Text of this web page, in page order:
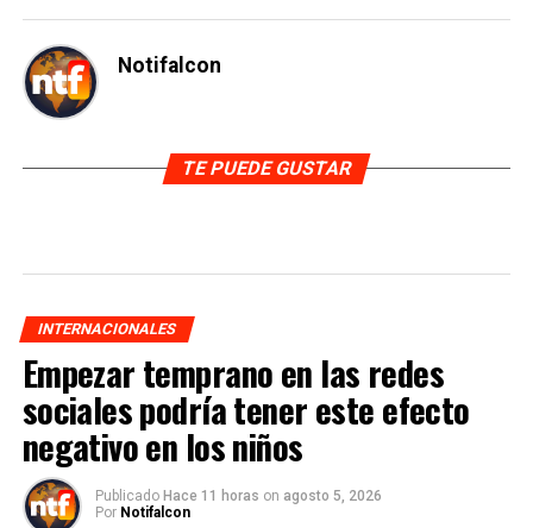
Notifalcon
TE PUEDE GUSTAR
INTERNACIONALES
Empezar temprano en las redes
sociales podría tener este efecto
negativo en los niños
Publicado Hace 11 horas on agosto 5, 2026
Por Notifalcon